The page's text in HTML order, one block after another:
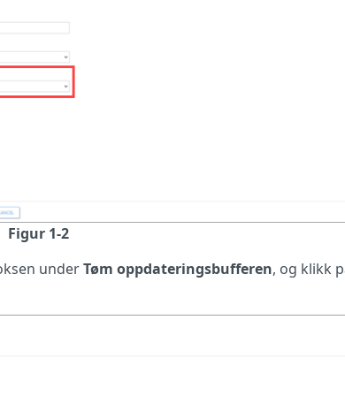
Figur 1-2
underTøm oppdateringsbufferen, og klikk